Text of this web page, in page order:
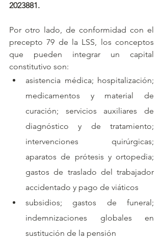
2023881.
Por otro lado, de conformidad con el
precepto 79 de la LSS, los conceptos
que pueden integrar un capital
constitutivo son:
asistencia médica; hospitalización;
medicamentos y material de
curación; servicios auxiliares de
diagnóstico y de tratamiento;
intervenciones quirúrgicas;
aparatos de prótesis y ortopedia;
gastos de traslado del trabajador
accidentado y pago de viáticos
subsidios; gastos de funeral;
indemnizaciones globales en
sustitución de la pensión